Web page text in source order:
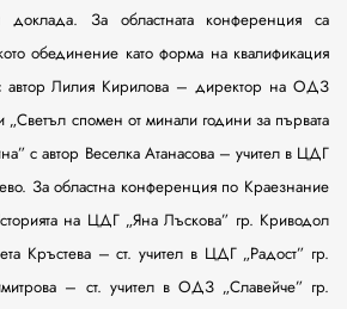
доклада. За областната конференция са
обединение като форма на квалификация
Лилия Кирилова – директор на ОДЗ
„Светъл спомен от минали години за първата
с автор Веселка Атанасова – учител в ЦДГ
За областна конференция по Краезнание
на ЦДГ „Яна Лъскова” гр. Криводол
Кръстева – ст. учител в ЦДГ „Радост” гр.
– ст. учител в ОДЗ „Славейче” гр.